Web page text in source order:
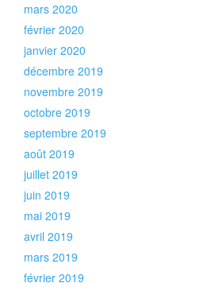
mars 2020
février 2020
janvier 2020
décembre 2019
novembre 2019
octobre 2019
septembre 2019
août 2019
juillet 2019
juin 2019
mai 2019
avril 2019
mars 2019
février 2019